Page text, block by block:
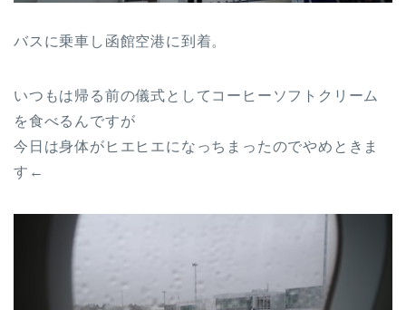
バスに乗車し函館空港に到着。
いつもは帰る前の儀式としてコーヒーソフトクリーム
を食べるんですが
今日は身体がヒエヒエになっちまったのでやめときま
す←